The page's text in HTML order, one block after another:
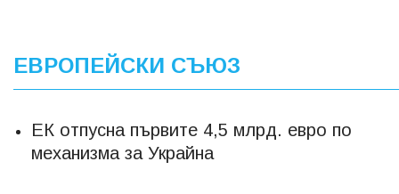
ЕВРОПЕЙСКИ СЪЮЗ
ЕК отпусна първите 4,5 млрд. евро по
механизма за Украйна